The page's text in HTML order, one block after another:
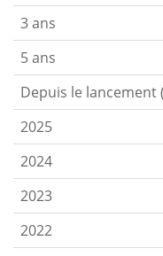
3 ans
5 ans
Depuis le lancement
2025
2024
2023
2022